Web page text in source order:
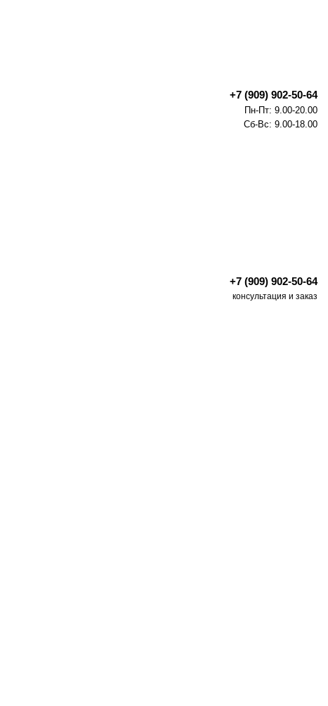
+7 (909) 902-50-64
Пн-Пт: 9.00-20.00
Сб-Вс: 9.00-18.00
+7 (909) 902-50-64
консультация и заказ